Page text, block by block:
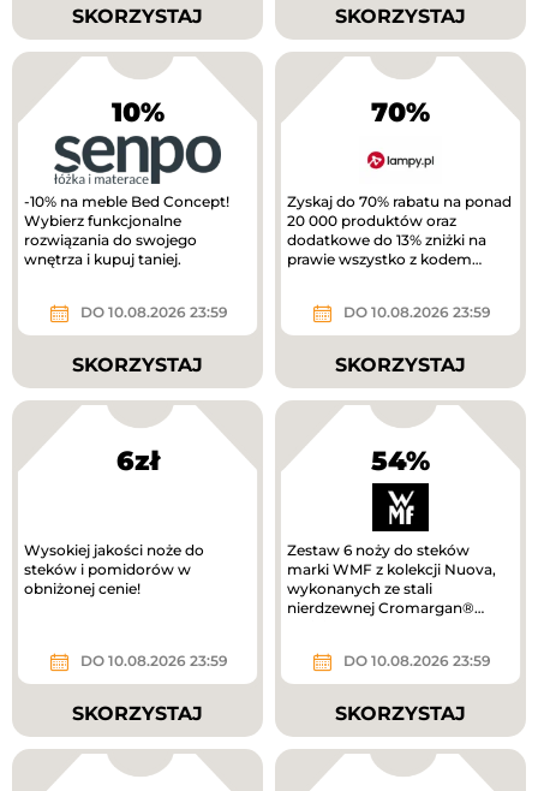
SKORZYSTAJ SKORZYSTAJ
10%
-10% na meble Bed Concept!
Wybierz funkcjonalne
rozwiązania do swojego
wnętrza i kupuj taniej.
DO 10.08.2026 23:59
SKORZYSTAJ
70%
Zyskaj do 70% rabatu na ponad
20 000 produktów oraz
dodatkowe do 13% zniżki na
prawie wszystko z kodem
DO 10.08.2026 23:59
SKORZYSTAJ
6zł
Wysokiej jakości noże do
steków i pomidorów w
obniżonej cenie!
DO 10.08.2026 23:59
SKORZYSTAJ
54%
Zestaw 6 noży do steków
marki WMF z kolekcji Nuova,
wykonanych ze stali
nierdzewnej Cromargan®
DO 10.08.2026 23:59
SKORZYSTAJ